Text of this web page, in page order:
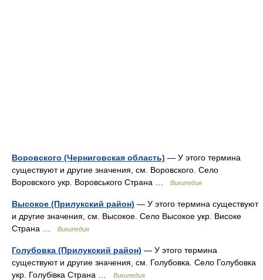
Воровского (Черниговская область) — У этого термина
существуют и другие значения, см. Воровского. Село
Воровского укр. Воровського Страна …
Википедия
Высокое (Прилукский район) — У этого термина существуют
и другие значения, см. Высокое. Село Высокое укр. Високе
Страна …
Википедия
Голубовка (Прилукский район) — У этого термина
существуют и другие значения, см. Голубовка. Село Голубовка
укр. Голубівка Страна …
Википедия